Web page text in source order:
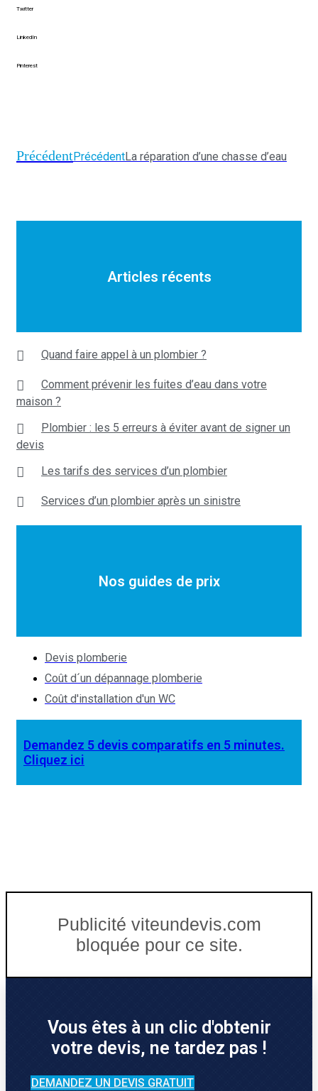
Twitter
LinkedIn
Pinterest
PrécédentPrécédentLa réparation d’une chasse d’eau
Articles récents
Quand faire appel à un plombier ?
Comment prévenir les fuites d’eau dans votre
maison ?
Plombier : les 5 erreurs à éviter avant de signer un
devis
Les tarifs des services d’un plombier
Services d’un plombier après un sinistre
Nos guides de prix
Devis plomberie
Coût d´un dépannage plomberie
Coût d'installation d'un WC
Demandez 5 devis comparatifs en 5 minutes.
Cliquez ici
Publicité viteundevis.com
bloquée pour ce site.
Vous êtes à un clic d'obtenir
votre devis, ne tardez pas !
DEMANDEZ UN DEVIS GRATUIT